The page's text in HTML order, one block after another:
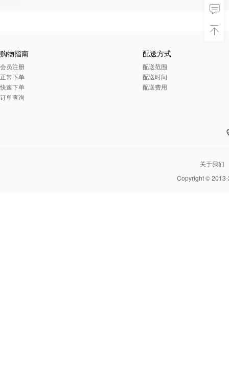
购物指南
会员注册
正常下单
快速下单
订单查询
配送方式
配送范围
配送时间
配送费用
关于我们
Copyright ©